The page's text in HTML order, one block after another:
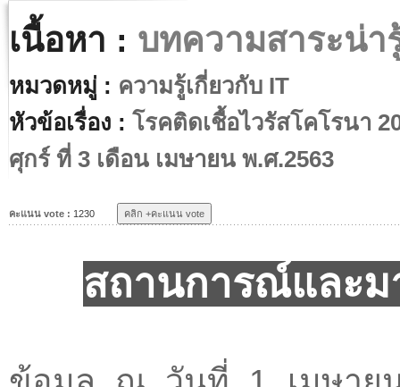
เนื้อหา : บทความสาระน่า
หมวดหมู่ : ความรู้เกี่ยวกับ IT
หัวข้อเรื่อง : โรคติดเชื้อไวรัสโคโรนา
ศุกร์ ที่ 3 เดือน เมษายน พ.ศ.2563
คะแนน vote : 1230
สถานการณ์และม